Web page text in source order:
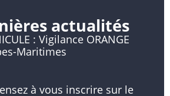
actualités
: Vigilance ORANGE
Maritimes
à vous inscrire sur le